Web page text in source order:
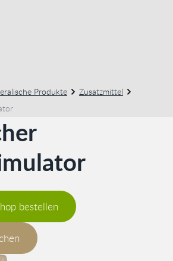
Produkte
Zusatzmittel
bestellen